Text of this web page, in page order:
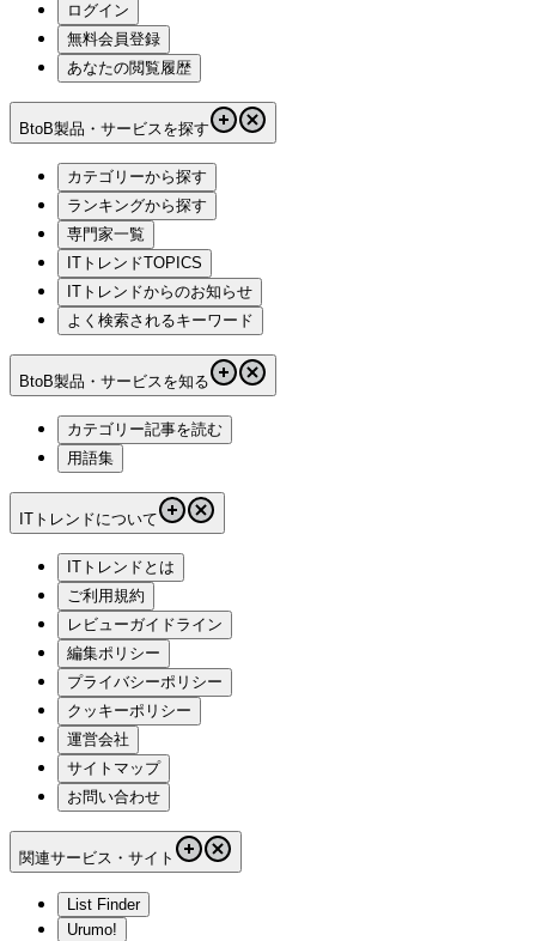
ログイン
無料会員登録
あなたの閲覧履歴
BtoB製品・サービスを探す
カテゴリーから探す
ランキングから探す
専門家一覧
ITトレンドTOPICS
ITトレンドからのお知らせ
よく検索されるキーワード
BtoB製品・サービスを知る
カテゴリー記事を読む
用語集
ITトレンドについて
ITトレンドとは
ご利用規約
レビューガイドライン
編集ポリシー
プライバシーポリシー
クッキーポリシー
運営会社
サイトマップ
お問い合わせ
関連サービス・サイト
List Finder
Urumo!